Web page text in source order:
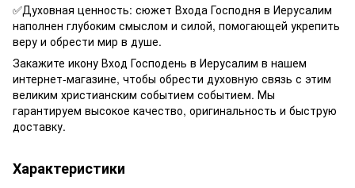
✅Духовная ценность: сюжет Входа Господня в Иерусалим
наполнен глубоким смыслом и силой, помогающей укрепить
веру и обрести мир в душе.
Закажите икону Вход Господень в Иерусалим в нашем
интернет-магазине, чтобы обрести духовную связь с этим
великим христианским событием событием. Мы
гарантируем высокое качество, оригинальность и быструю
доставку.
Характеристики